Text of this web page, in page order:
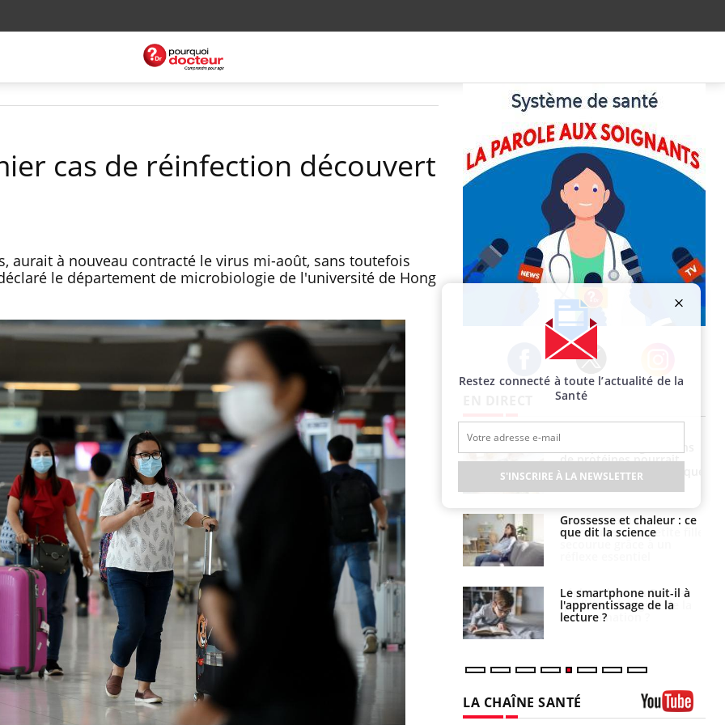
cas de réinfection découvert
aurait à nouveau contracté le virus mi-août, sans toutefois
le département de microbiologie de l'université de Hong
Facebook Twitter Instagram
Pourquoi votre ventre
gâche-t-il les premiers
jours de vos vacances ?
Fortes chaleurs :
pourquoi le risque de
noyade grimpe-t-il ?
Le Viagra pourrait-il
freiner la propagation du
cancer ?
Pourquoi manger moins
de protéines pourrait
finalement être bénéfique
Grossesse et chaleur : ce
que dit la science
Le smartphone nuit-il à
l'apprentissage de la
lecture ?
vacances, elle reste dans
le coma pendant 42 jours
Mordue par un
barracuda, une petite fille
secourue grâce à un
Légionellose en Suisse :
quelle est l’origine de la
contamination ?
LA CHAÎNE SANTÉ
Restez connecté à toute l’actualité de la
Santé
S'INSCRIRE À LA NEWSLETTER